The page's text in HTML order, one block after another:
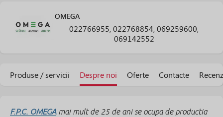
OMEGA
022766955, 022768854, 069259600,
069142552
Produse / servicii Despre noi Oferte Contacte
F.P.C. OMEGAmai mult de 25 de ani se ocupa de productia